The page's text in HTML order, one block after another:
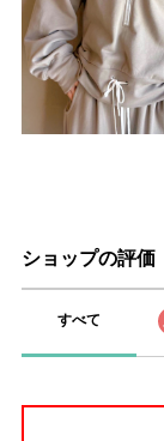
ショップの評価
すべて